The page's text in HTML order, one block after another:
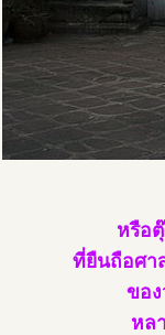
หรือ
ที่ยืนถือศา
ขอ
หล